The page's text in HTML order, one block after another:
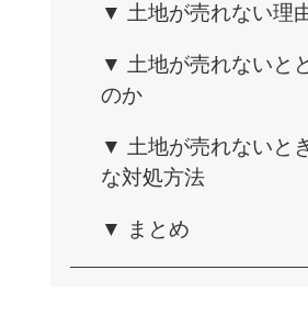
▼ 土地が売れない理
▼ 土地が売れないと
のか
▼ 土地が売れないと
な対処方法
▼ まとめ